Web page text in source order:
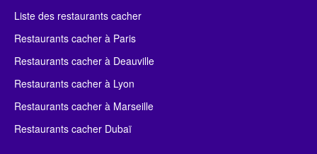
Liste des restaurants cacher
Restaurants cacher à Paris
Restaurants cacher à Deauville
Restaurants cacher à Lyon
Restaurants cacher à Marseille
Restaurants cacher Dubaï